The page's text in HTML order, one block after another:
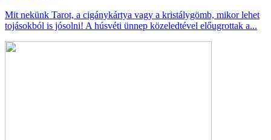
Mit nekünk Tarot, a cigánykártya vagy a kristálygömb, mikor lehet
tojásokból is jósolni! A húsvéti ünnep közeledtével előugrottak a...